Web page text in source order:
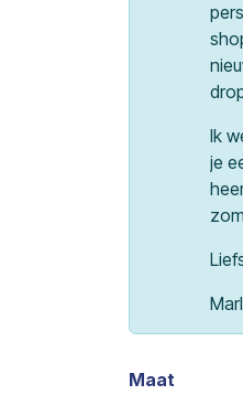
Ik
je
Maat